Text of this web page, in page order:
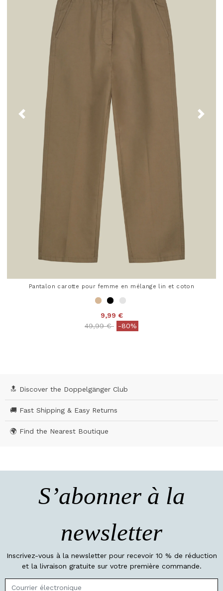
Pantalon carotte pour femme en mélange lin et coton
9,99 €
Price reduced from
49,99 €to-80%
🔝 Discover the Doppelgänger Club
🚚 Fast Shipping & Easy Returns
🌍 Find the Nearest Boutique
S’abonner à la
newsletter
Inscrivez-vous à la newsletter pour recevoir 10 % de réduction
et la livraison gratuite sur votre première commande.